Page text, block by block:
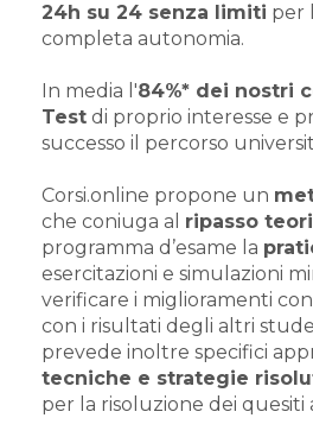
24h su 24 senza limiti per
completa autonomia.
In media l'84%* dei nostri
Test di proprio interesse e
successo il percorso
Corsi.online propone un
che coniuga al ripasso
programma d’esame la
esercitazioni e simulazioni
verificare i miglioramenti
con i risultati degli altri
prevede inoltre specifici
tecniche e strategie
per la risoluzione dei quesiti